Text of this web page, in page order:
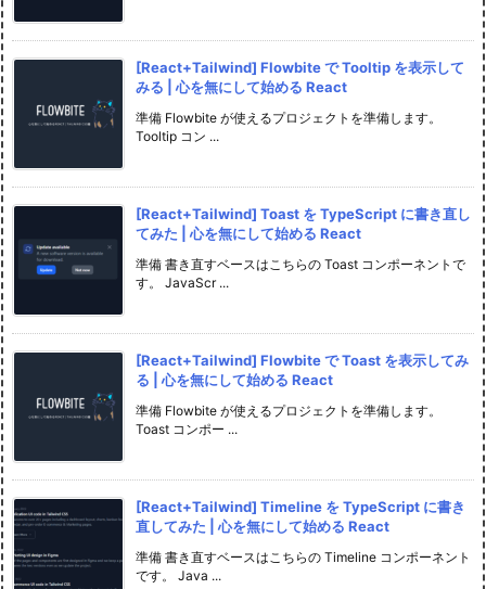
[React+Tailwind] Flowbite で Tooltip を表示して
みる | 心を無にして始める React
準備 Flowbite が使えるプロジェクトを準備します。
Tooltip コン ...
[React+Tailwind] Toast を TypeScript に書き直し
てみた | 心を無にして始める React
準備 書き直すベースはこちらの Toast コンポーネントで
す。 JavaScr ...
[React+Tailwind] Flowbite で Toast を表示してみ
る | 心を無にして始める React
準備 Flowbite が使えるプロジェクトを準備します。
Toast コンポー ...
[React+Tailwind] Timeline を TypeScript に書き
直してみた | 心を無にして始める React
準備 書き直すベースはこちらの Timeline コンポーネント
です。 Java ...